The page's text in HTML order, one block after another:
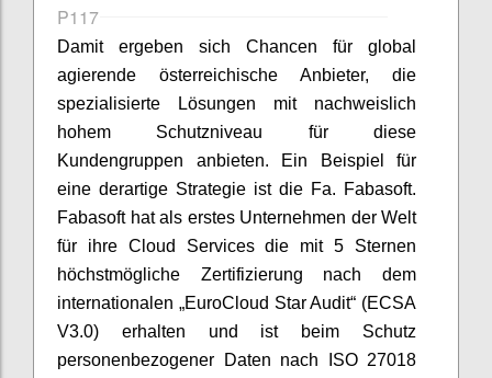
P117
Damit ergeben sich Chancen für global
agierende österreichische Anbieter, die
spezialisierte Lösungen mit nachweislich
hohem Schutzniveau für diese
Kundengruppen anbieten. Ein Beispiel für
eine derartige Strategie ist die Fa. Fabasoft.
Fabasoft hat als erstes Unternehmen der Welt
für ihre Cloud Services die mit 5 Sternen
höchstmögliche Zertifizierung nach dem
internationalen „EuroCloud Star Audit“ (ECSA
V3.0) erhalten und ist beim Schutz
personenbezogener Daten nach ISO 27018